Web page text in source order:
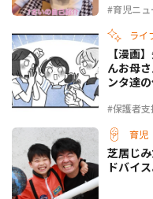
#育児ニュ
ライ
#保護者支
【漫画
んお母
ンタ達
育児
芝居じ
ドバイ